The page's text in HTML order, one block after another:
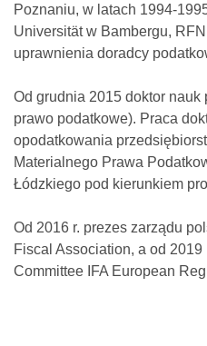
Poznaniu, w latach 1994-
Universität w Bambergu,
uprawnienia doradcy
Od grudnia 2015 doktor nauk
prawo podatkowe). Praca
opodatkowania
Materialnego Prawa
Łódzkiego pod kierunkiem
Od 2016 r. prezes zarządu
Fiscal Association, a od 2019
Committee IFA European